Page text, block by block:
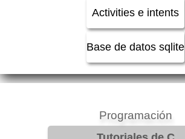
Activities e intents
Base de datos sqlite
Programación